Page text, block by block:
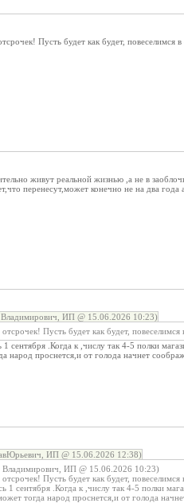
Пусть будет как будет, повеселимся
живут реальной жизнью ,а не в
перенесут,может конечно не на два
ИП @ 15.06.2026 10:23)
Пусть будет как будет, повеселимся
сентября .Когда к ,числу так 4-5 полки
народ проснется,и от голода начнет
ИП @ 15.06.2026 12:38)
Владимирович, ИП @ 15.06.2026 10:23)
Пусть будет как будет, повеселимся
сентября .Когда к ,числу так 4-5 полки
тогда народ проснется,и от голода